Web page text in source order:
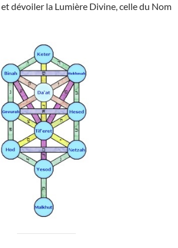
dévoiler la Lumière Divine, celle du Nom